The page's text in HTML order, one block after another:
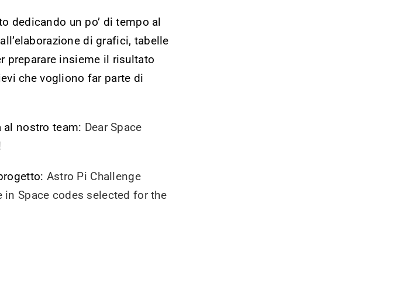
dedicando un po’ di tempo al
di grafici, tabelle
preparare insieme il risultato
che vogliono far parte di
al nostro team: Dear Space
Astro Pi Challenge
Space codes selected for the